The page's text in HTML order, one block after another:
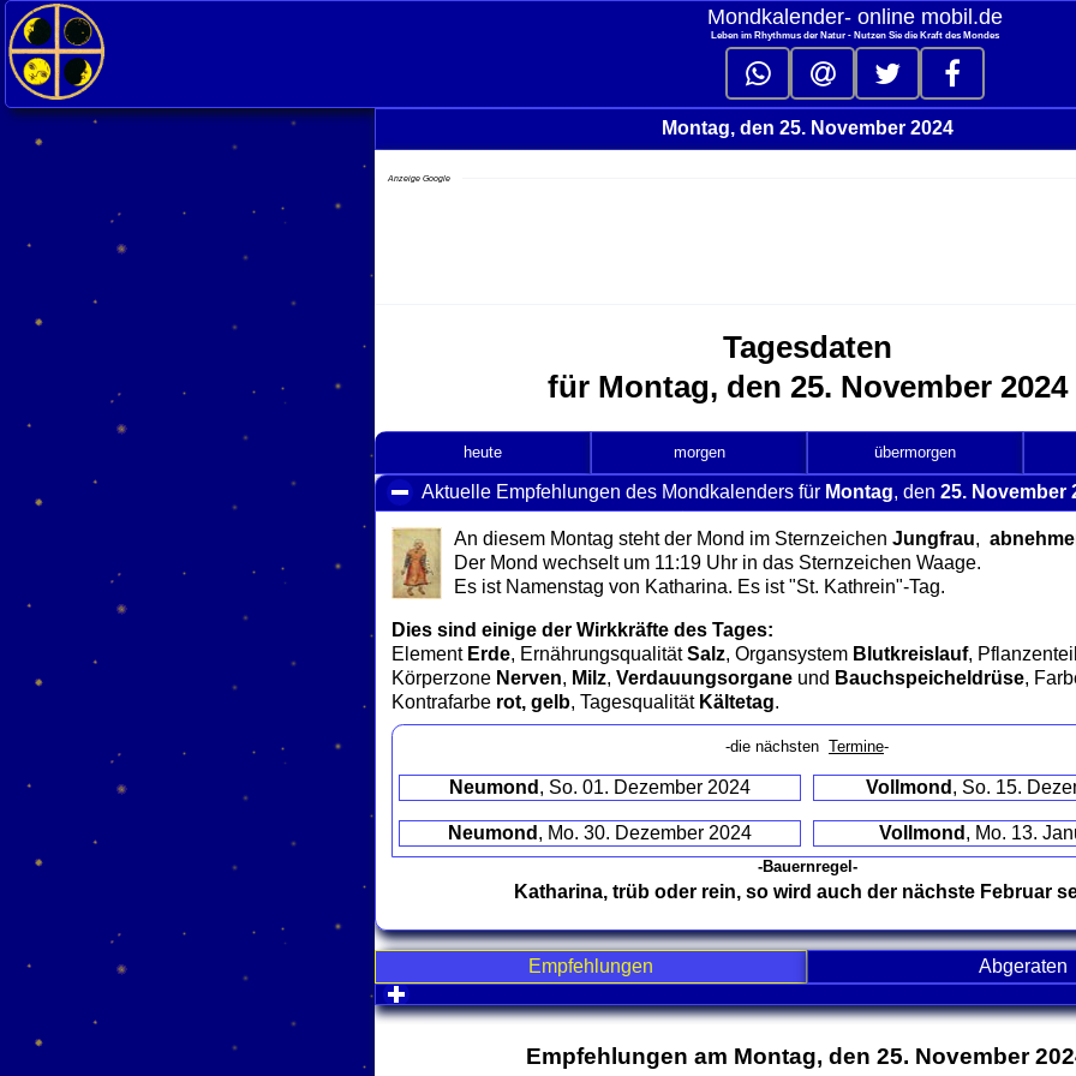
Mondkalender‑ online mobil.de
Leben im Rhythmus der Natur - Nutzen Sie die Kraft des Mondes
Montag, den 25. November 2024
Anzeige Google
Tagesdaten
für Montag, den 25. November 2024
heute morgen übermorgen
Aktuelle Empfehlungen des Mondkalenders für Montag, den25. November
An diesem Montag steht der Mond im Sternzeichen Jungfrau,
Der Mond wechselt um 11:19 Uhr in das Sternzeichen Waage.
Es ist Namenstag von Katharina. Es ist "St. Kathrein"-Tag.
Dies sind einige der Wirkkräfte des Tages:
Element Erde, ErnährungsqualitätSalz, Organsystem Blutkreislauf, Pflanzenteil
Körperzone Nerven, Milz, Verdauungsorgane und Bauchspeicheldrüse,
Kontrafarbe rot, gelb, Tagesqualität Kältetag.
-die nächsten Termine-
Neumond , So. 01. Dezember 2024 Vollmond , So. 15.
Neumond , Mo. 30. Dezember 2024 Vollmond , Mo. 13.
-Bauernregel-
Katharina, trüb oder rein, so wird auch der nächste Februar
Empfehlungen
Abgeraten
click to expand contents
Empfehlungen am Montag, den 25. November